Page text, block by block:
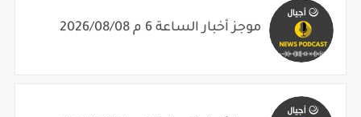
موجز أخبار الساعة 6 م 2026/08/08